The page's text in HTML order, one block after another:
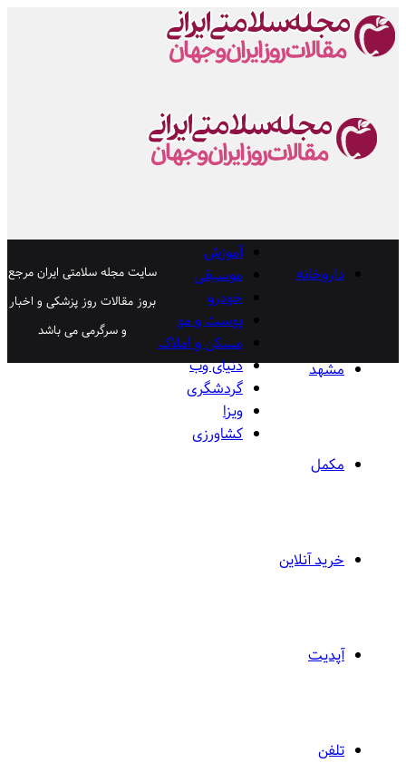
داروخانه
مشهد
مکمل
خرید آنلاین
آپدیت
تلفن
آموزش
موسیقی
خودرو
پوست و مو
مسکن و املاک
دنیای وب
گردشگری
ویزا
کشاورزی
سایت مجله سلامتی ایران مرجع
بروز مقالات روز پزشکی و اخبار
و سرگرمی می باشد